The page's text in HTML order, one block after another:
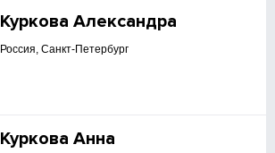
Куркова Александра
Россия, Санкт-Петербург
Куркова Анна